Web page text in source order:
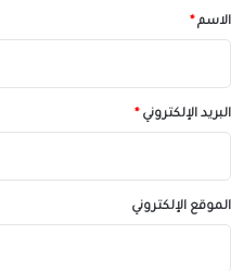
*الاسم*
البريد الإلكتروني*
الموقع الإلكتروني